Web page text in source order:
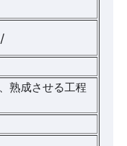
熟成させる工程